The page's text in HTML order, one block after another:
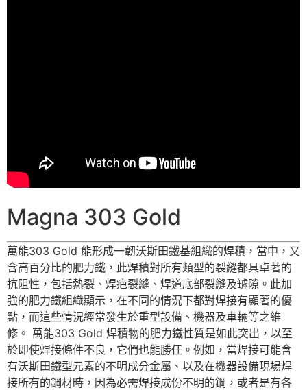
Magna 303 Gold
萬能303 Gold 能形成一韌沃斯田鐵基組織的焊積，當中，又
含高百分比的肥力鐵，此焊積對所有類型的裂縫都具卓著的
抗阻性，包括熱裂、焊疤裂縫、焊道底部裂縫及罅隙。此加
強的肥力鐵組織顯示，在不同的情況下都對焊接有顯著的優
點，而這些情況經常發生於重型設備、機器及車輛等之維
修。 萬能303 Gold 焊積物的肥力鐵性質是如此突出，以至
於即使焊接條件不良，它們也能勝任。例如，當焊接可能含
有沃斯田鐵型元素的不明成分金屬、以及在機器設備現場焊
接所有的鋼材時，因為必需焊接成份不明的鋼，或者是有各